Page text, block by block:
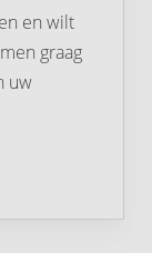
met
voor de
van de c.v.-
met
is
en wilt
graag
uw